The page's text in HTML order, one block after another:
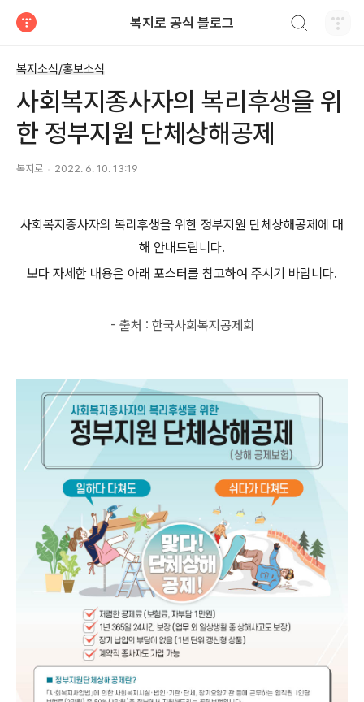
복지로 공식 블로그
복지소식/홍보소식
사회복지종사자의 복리후생을 위
한 정부지원 단체상해공제
복지로 2022. 6. 10. 13:19
사회복지종사자의 복리후생을 위한 정부지원 단체상해공제에 대
해 안내드립니다.
보다 자세한 내용은 아래 포스터를 참고하여 주시기 바랍니다.
- 출처 : 한국사회복지공제회